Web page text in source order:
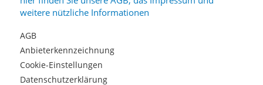
weitere nützliche Informationen
AGB
Anbieterkennzeichnung
Cookie-Einstellungen
Datenschutzerklärung